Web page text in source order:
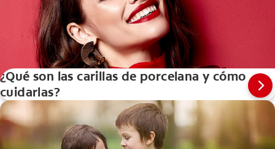
¿Qué son las carillas de porcelana y cómo
cuidarlas?